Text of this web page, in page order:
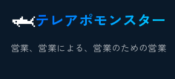
🦈テレアポモンスター
営業、営業による、営業のための営業